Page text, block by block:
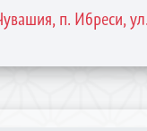
п. Ибреси,